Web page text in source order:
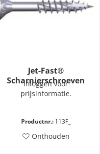
Jet-Fast®
Scharnierschroeven
PZD2 4,0x30
inloggen voor
prijsinformatie.
Productnr.: 113F_
Onthouden